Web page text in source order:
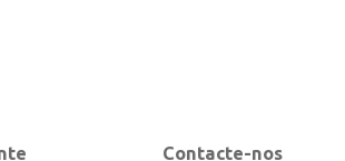
Contacte-nos